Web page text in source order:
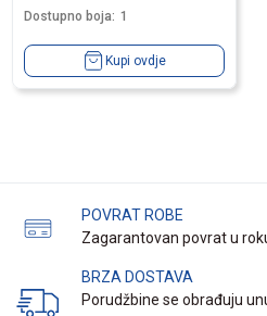
Dostupno boja: 1
Kupi ovdje
POVRAT ROBE
Zagarantovan povrat u
BRZA DOSTAVA
Porudžbine se obrađuju